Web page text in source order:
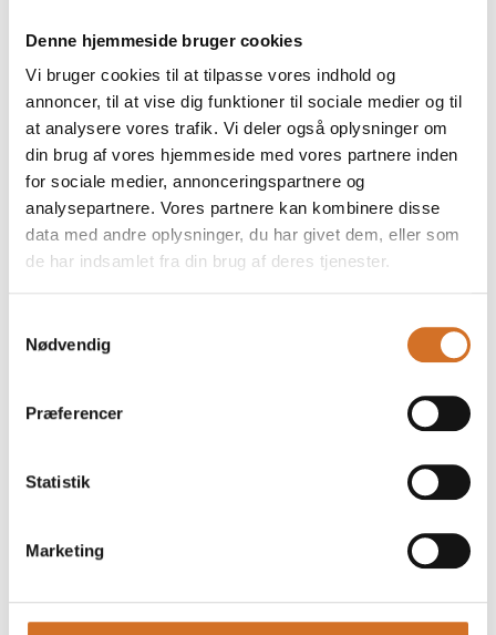
Denne hjemmeside bruger cookies
Vi bruger cookies til at tilpasse vores indhold og
annoncer, til at vise dig funktioner til sociale medier og til
at analysere vores trafik. Vi deler også oplysninger om
din brug af vores hjemmeside med vores partnere inden
for sociale medier, annonceringspartnere og
analysepartnere. Vores partnere kan kombinere disse
data med andre oplysninger, du har givet dem, eller som
de har indsamlet fra din brug af deres tjenester.
Nødvendig
Præferencer
Statistik
Marketing
På messen
Condor II Sorte skridsikker Unisex sko -
BEST SELLER
På messen
Navy blå stretch Premium lang dame
Produktet er medbragt på messen